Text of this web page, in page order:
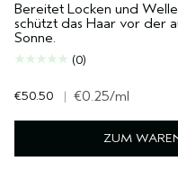
Bereitet Locken und
schützt das Haar vor der
Sonne.
(0)
€50.50 | €0.25/ml
ZUM